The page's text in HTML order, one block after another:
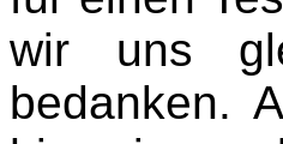
wir uns
bedanken.